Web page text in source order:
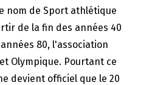
nom de Sport athlétique
de la fin des années 40
80, l'association
Olympique. Pourtant ce
devient officiel que le 20